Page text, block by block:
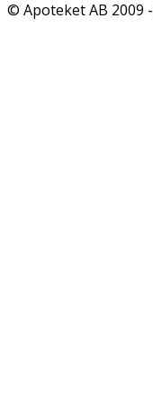
© Apoteket AB 2009 -